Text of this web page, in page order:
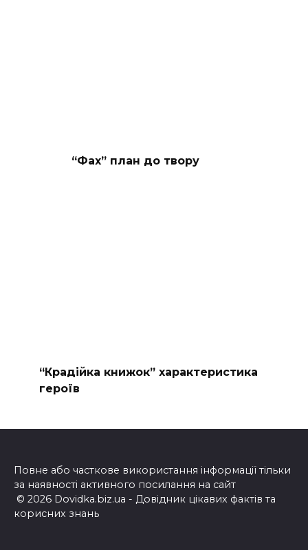
“Фах” план до твору
“Крадійка книжок” характеристика
героїв
Повне або часткове використання інформації тільки
за наявності активного посилання на сайт
© 2026 Dovidka.biz.ua - Довідник цікавих фактів та
корисних знань